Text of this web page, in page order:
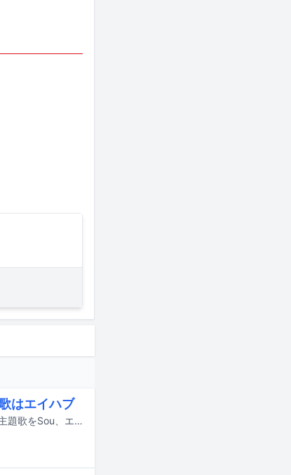
はエイハブ
10月より放送されるテレビアニメ「転生ゴブリンだけど質問ある？」のオープニング主題歌をSou、エンディング主題歌をエイハブが担当することが発表された。